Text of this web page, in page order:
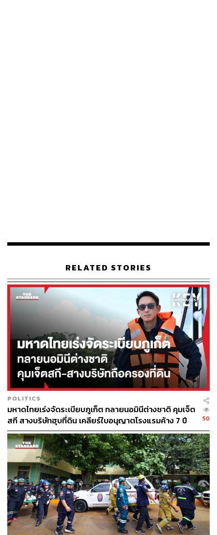
45 เขาเข้ารับทราบข้อกล่าวหาที่ สภ. บางปู โดยให้การ
ช่วงกลางปี 2568 พนักงานอัยการได้สั่งฟ้องเนติวิทย์ต่อศาล
แขวงสมุทรปราการ (คดีหมายเลขดำที่ อ 3118/2568) ใน
ข้อหาหลีกเลี่ยงหรือขัดขืนไม่มาให้คณะกรรมการตรวจเลือก
เข้ารับราชการทหารกองประจำการ ตาม พ.ร.บ.รับราชการ
ทหาร พ.ศ. 2497 มาตรา 45 โดยศาลอนุญาตให้ปล่อยตัว
ชั่วคราวโดยไม่ต้องวางหลักทรัพย์
ในช่วงเดือนกันยายน 2568 ศาลแขวงสมุทรปราการดำเนิน
การสืบพยาน ฝ่ายจำเลย (เนติวิทย์) ได้นำพยานขึ้นเบิกความ
เพื่อยืนยันว่า พ.ร.บ.รับราชการทหารฯ มีบทบัญญัติที่ละเมิด
สิทธิและเสรีภาพทางมโนธรรมสำนึก ซึ่งขัดต่อรัฐธรรมนูญ
และกฎหมายระหว่างประเทศ
จากศาลแขวง สู่ศาลรัฐธรรมนูญ
หลังการสืบพยาน ทนายความของเนติวิทย์ได้ยื่นคำร้องต่อ
ศาลแขวงสมุทรปราการ ตามมาตรา 212 ของรัฐธรรมนูญ
เพื่อขอให้ส่งเรื่องไปยังศาลรัฐธรรมนูญ ให้วินิจฉัยชี้ขาดว่า
พ.ร.บ.รับราชการทหาร พ.ศ. 2497 มาตรา 27 และมาตรา 45
ขัดหรือแย้งต่อรัฐธรรมนูญ มาตรา 26 และมาตรา 31 หรือไม่
RELATED STORIES
POLITICS
มหาดไทยเร่งจัดระเบียบภูเก็ต ทลายนอมินีต่างชาติ คุมเจ็ต
สกี สางบริษัทฮุบที่ดิน เคลียร์ใบอนุญาตโรงแรมค้าง 7 ปี
50